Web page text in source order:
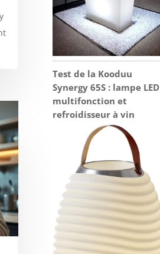
Test de la Kooduu
Synergy 65S : lampe LED
multifonction et
refroidisseur à vin